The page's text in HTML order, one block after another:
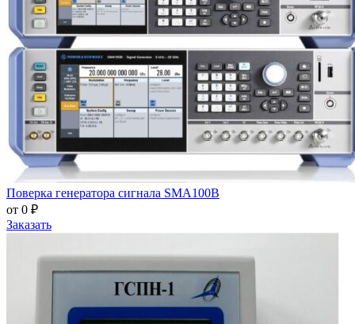
Поверка генератора сигнала SMA100B
от 0 ₽
Заказать